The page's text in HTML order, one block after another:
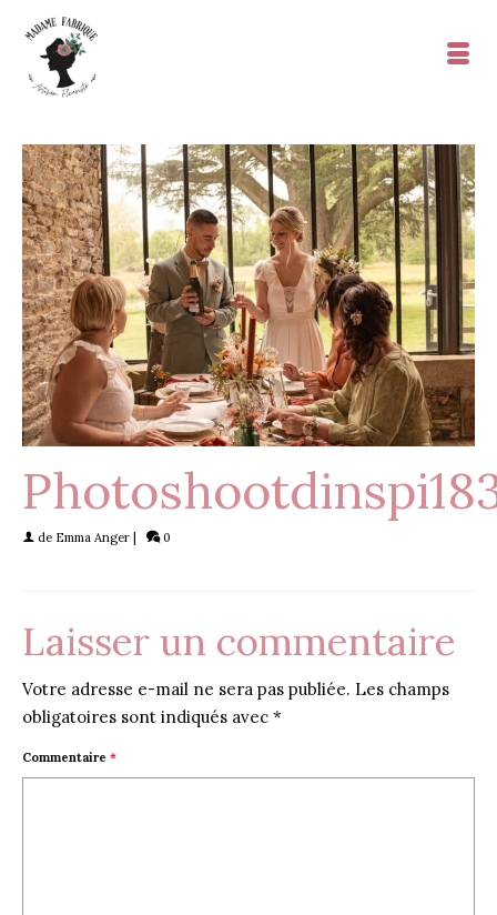
de Emma Anger 0
Laisser un commentaire
Votre adresse e-mail ne sera pas publiée. Les champs
obligatoires sont indiqués avec *
Commentaire *